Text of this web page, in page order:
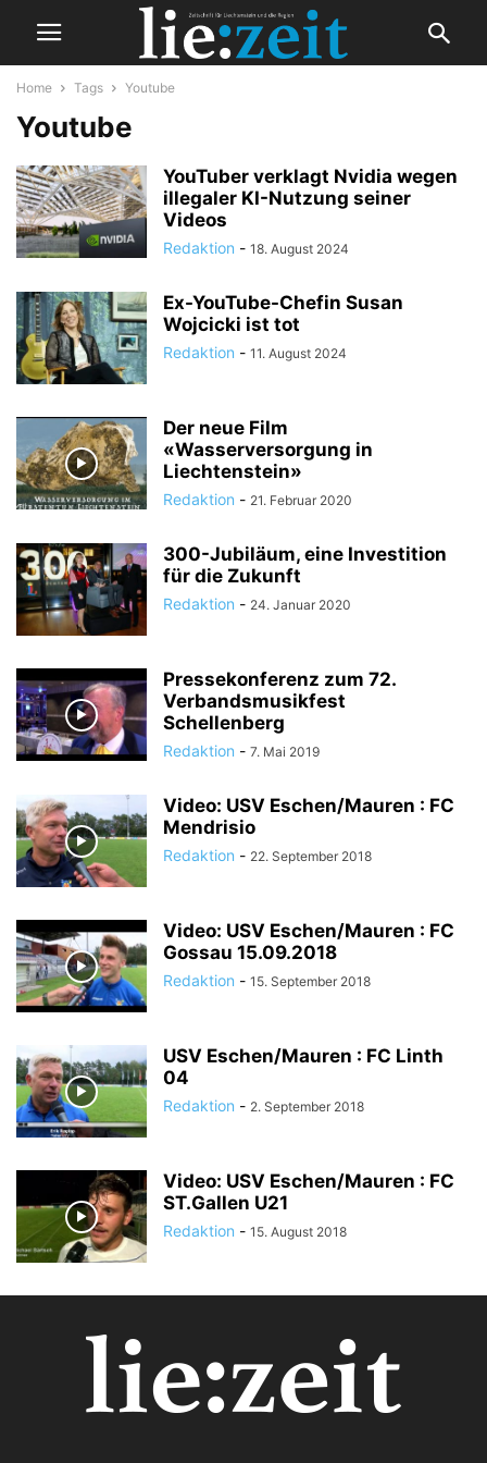
Home Tags Youtube
Youtube
YouTuber verklagt Nvidia wegen
illegaler KI-Nutzung seiner
Videos
Redaktion - 18. August 2024
Ex-YouTube-Chefin Susan
Wojcicki ist tot
Redaktion - 11. August 2024
Der neue Film
«Wasserversorgung in
Liechtenstein»
Redaktion - 21. Februar 2020
300-Jubiläum, eine Investition
für die Zukunft
Redaktion - 24. Januar 2020
Pressekonferenz zum 72.
Verbandsmusikfest
Schellenberg
Redaktion - 7. Mai 2019
Video: USV Eschen/Mauren : FC
Mendrisio
Redaktion - 22. September 2018
Video: USV Eschen/Mauren : FC
Gossau 15.09.2018
Redaktion - 15. September 2018
USV Eschen/Mauren : FC Linth
04
Redaktion - 2. September 2018
Video: USV Eschen/Mauren : FC
ST.Gallen U21
Redaktion - 15. August 2018